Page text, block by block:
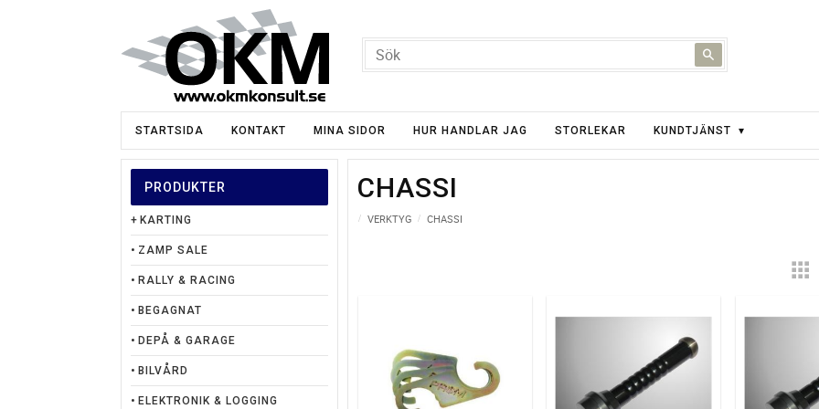
STARTSIDA KONTAKT MINA SIDOR HUR HANDLAR JAG STORLEKAR KUNDTJÄNST
CHASSI
VERKTYG CHASSI
PRODUKTER
KARTING
ZAMP SALE
RALLY & RACING
BEGAGNAT
DEPÅ & GARAGE
BILVÅRD
ELEKTRONIK & LOGGING